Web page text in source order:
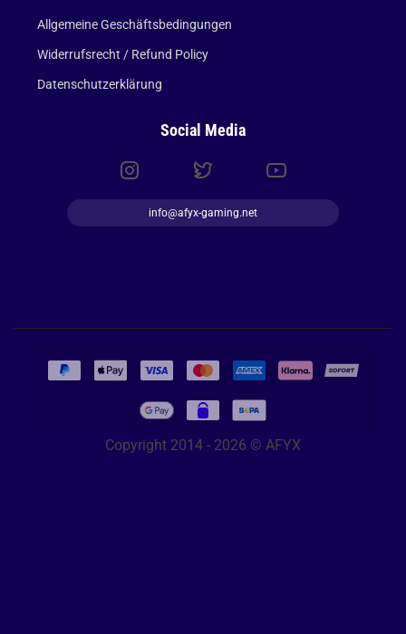
Allgemeine Geschäftsbedingungen
Widerrufsrecht / Refund Policy
Datenschutzerklärung
Social Media
info@afyx-gaming.net
Copyright 2014 - 2026 © AFYX